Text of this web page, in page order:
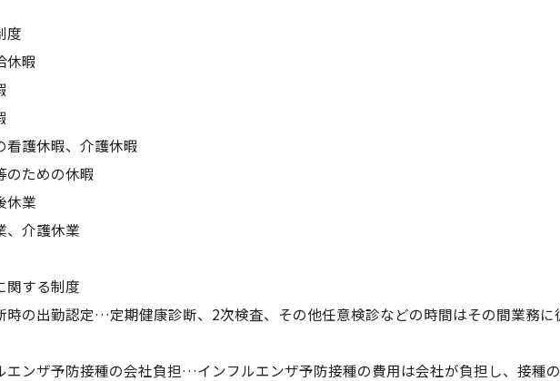
度
休暇
看護休暇、介護休暇
のための休暇
休業
、介護休業
関する制度
時の出勤認定…定期健康診断、2次検査、その他任意検診などの時間はその間業務に
エンザ予防接種の会社負担…インフルエンザ予防接種の費用は会社が負担し、接種